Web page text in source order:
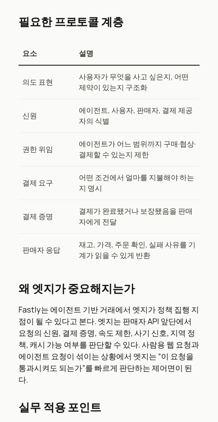
필요한 프로토콜 계층
요소 설명
의도 표현
사용자가 무엇을 사고 싶은지, 어떤
제약이 있는지 구조화
신원
에이전트, 사용자, 판매자, 결제 제공
자의 식별
권한 위임
에이전트가 어느 범위까지 구매·협상·
결제할 수 있는지 제한
결제 요구
어떤 조건에서 얼마를 지불해야 하는
지 명시
결제 증명
결제가 완료됐거나 보장됐음을 판매
자에게 전달
판매자 응답
재고, 가격, 주문 확인, 실패 사유를 기
계가 읽을 수 있게 반환
왜 엣지가 중요해지는가
Fastly는 에이전트 기반 거래에서 엣지가 정책 집행 지
점이 될 수 있다고 본다. 엣지는 판매자 API 앞단에서
요청의 신원, 결제 증명, 속도 제한, 사기 신호, 지역 정
책, 캐시 가능 여부를 판단할 수 있다. 사람용 웹 요청과
에이전트 요청이 섞이는 상황에서 엣지는 “이 요청을
통과시켜도 되는가”를 빠르게 판단하는 제어면이 된
다.
실무 적용 포인트